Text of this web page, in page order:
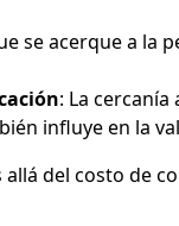
se acerque a la
: La
influye en la
allá del costo de